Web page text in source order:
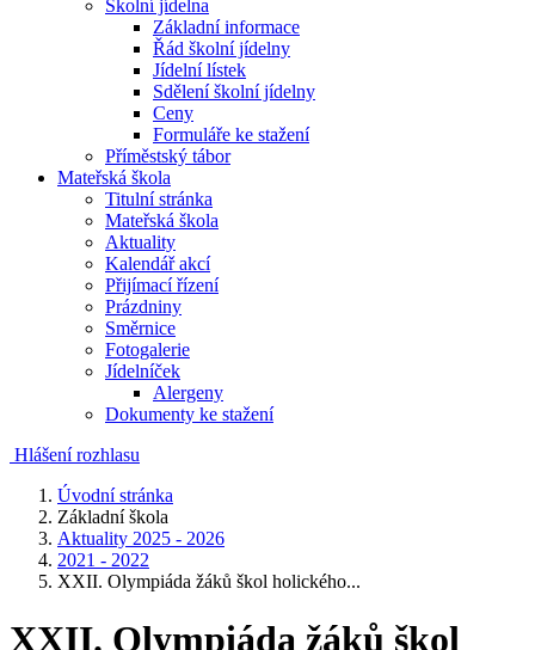
Školní jídelna
Základní informace
Řád školní jídelny
Jídelní lístek
Sdělení školní jídelny
Ceny
Formuláře ke stažení
Příměstský tábor
Mateřská škola
Titulní stránka
Mateřská škola
Aktuality
Kalendář akcí
Přijímací řízení
Prázdniny
Směrnice
Fotogalerie
Jídelníček
Alergeny
Dokumenty ke stažení
Hlášení rozhlasu
Úvodní stránka
Základní škola
Aktuality 2025 - 2026
2021 - 2022
XXII. Olympiáda žáků škol holického...
XXII. Olympiáda žáků škol